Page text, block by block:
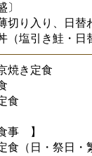
〕
り入り、日替わ
（塩引き鮭・日
焼き定食
食
事　】
（日・祭日・繁